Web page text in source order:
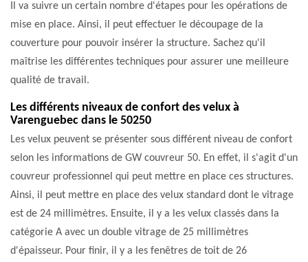
Il va suivre un certain nombre d'étapes pour les opérations de
mise en place. Ainsi, il peut effectuer le découpage de la
couverture pour pouvoir insérer la structure. Sachez qu'il
maîtrise les différentes techniques pour assurer une meilleure
qualité de travail.
Les différents niveaux de confort des velux à
Varenguebec dans le 50250
Les velux peuvent se présenter sous différent niveau de confort
selon les informations de GW couvreur 50. En effet, il s'agit d'un
couvreur professionnel qui peut mettre en place ces structures.
Ainsi, il peut mettre en place des velux standard dont le vitrage
est de 24 millimètres. Ensuite, il y a les velux classés dans la
catégorie A avec un double vitrage de 25 millimètres
d'épaisseur. Pour finir, il y a les fenêtres de toit de 26